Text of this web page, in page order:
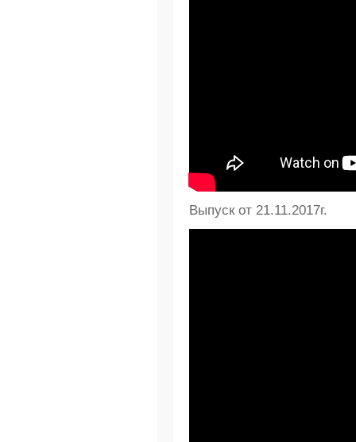
Выпуск от 21.11.2017г.